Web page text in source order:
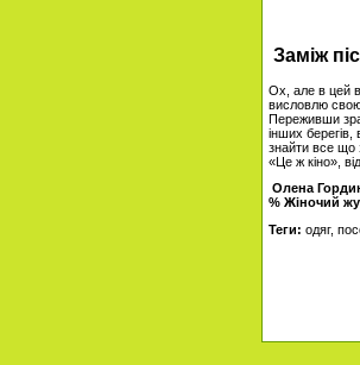
Заміж
Ох, але в цей
висловлю
Переживши
інших
знайти все що
«Це ж кіно»,
Олена
% Жіночий
Теги: одяг,